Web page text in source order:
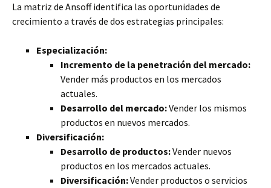
La matriz de Ansoff identifica las oportunidades de
crecimiento a través de dos estrategias principales:
Especialización:
Incremento de la penetración del mercado:
Vender más productos en los mercados
actuales.
Desarrollo del mercado:Vender los mismos
productos en nuevos mercados.
Diversificación:
Desarrollo de productos:Vender nuevos
productos en los mercados actuales.
Diversificación:Vender productos o servicios